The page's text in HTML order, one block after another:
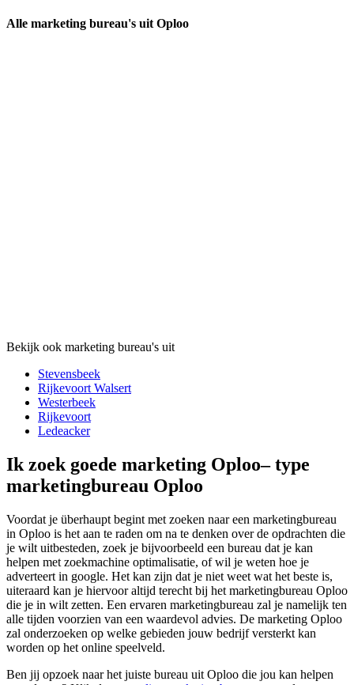
Alle marketing bureau's uit Oploo
Bekijk ook marketing bureau's uit
Stevensbeek
Rijkevoort Walsert
Westerbeek
Rijkevoort
Ledeacker
Ik zoek goede marketing Oploo– type
marketingbureau Oploo
Voordat je überhaupt begint met zoeken naar een marketingbureau
in Oploo is het aan te raden om na te denken over de opdrachten die
je wilt uitbesteden, zoek je bijvoorbeeld een bureau dat je kan
helpen met zoekmachine optimalisatie, of wil je weten hoe je
adverteert in google. Het kan zijn dat je niet weet wat het beste is,
uiteraard kan je hiervoor altijd terecht bij het marketingbureau Oploo
die je in wilt zetten. Een ervaren marketingbureau zal je namelijk ten
alle tijden voorzien van een waardevol advies. De marketing Oploo
zal onderzoeken op welke gebieden jouw bedrijf versterkt kan
worden op het online speelveld.
Ben jij opzoek naar het juiste bureau uit Oploo die jou kan helpen